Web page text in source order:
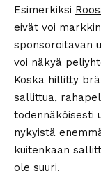
Esimerkiksi
eivät voi
sponsoroitavan
voi näkyä
Koska hillitty
sallittua,
todennäköisesti
nykyistä
kuitenkaan
ole suuri.